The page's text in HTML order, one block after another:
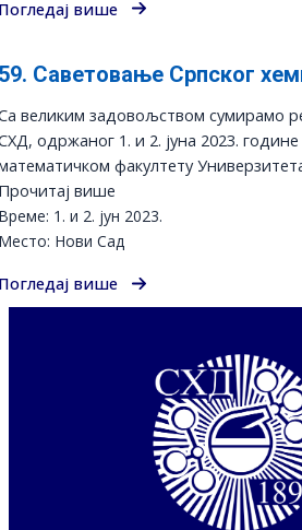
више
Саветовање Српског
великим задовољством сумирамо
одржаног 1. и 2. јуна 2023.
факултету
више
1. и 2. јун 2023.
Нови Сад
више